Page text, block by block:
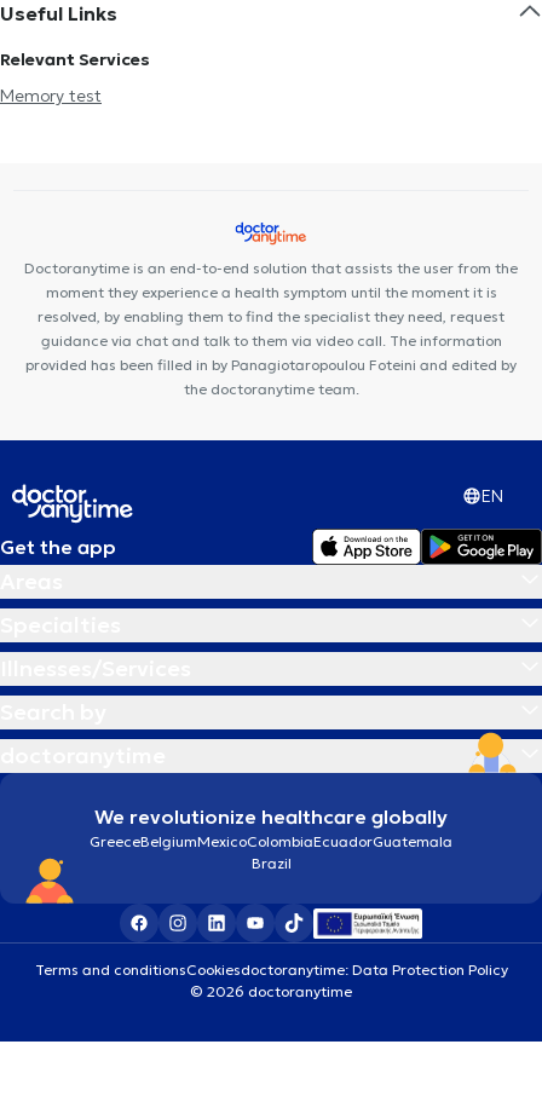
Useful Links
Relevant Services
Memory test
Doctoranytime is an end-to-end solution that assists the user from the
moment they experience a health symptom until the moment it is
resolved, by enabling them to find the specialist they need, request
guidance via chat and talk to them via video call. The information
provided has been filled in by Panagiotaropoulou Foteini and edited by
the doctoranytime team.
EN
Get the app
We revolutionize healthcare globally
GreeceBelgiumMexicoColombiaEcuadorGuatemala
Brazil
Terms and conditionsCookiesdoctoranytime: Data Protection Policy
© 2026 doctoranytime